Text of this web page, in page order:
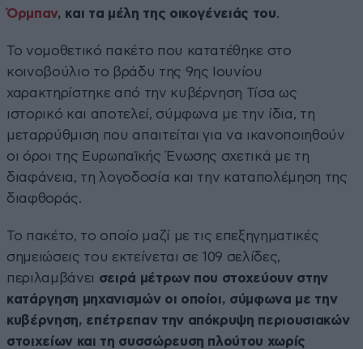
Όρμπαν, και τα μέλη της οικογένειάς του.
Το νομοθετικό πακέτο που κατατέθηκε στο
κοινοβούλιο το βράδυ της 9ης Ιουνίου
χαρακτηρίστηκε από την κυβέρνηση Τίσα ως
ιστορικό και αποτελεί, σύμφωνα με την ίδια, τη
μεταρρύθμιση που απαιτείται για να ικανοποιηθούν
οι όροι της Ευρωπαϊκής Ένωσης σχετικά με τη
διαφάνεια, τη λογοδοσία και την καταπολέμηση της
διαφθοράς.
Το πακέτο, το οποίο μαζί με τις επεξηγηματικές
σημειώσεις του εκτείνεται σε 109 σελίδες,
περιλαμβάνει σειρά μέτρων που στοχεύουν στην
κατάργηση μηχανισμών οι οποίοι, σύμφωνα με την
κυβέρνηση, επέτρεπαν την απόκρυψη περιουσιακών
στοιχείων και τη συσσώρευση πλούτου χωρίς